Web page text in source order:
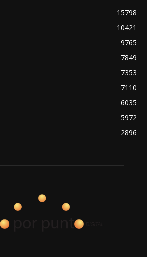
15798
10421
9765
7849
7353
7110
6035
5972
2896